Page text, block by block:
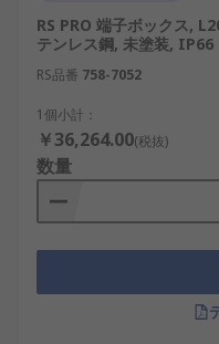
RS PRO 端子ボックス,
テンレス鋼, 未塗装, IP66
RS品番 758-7052
1個小計：
￥36,264.00(税抜)
数量